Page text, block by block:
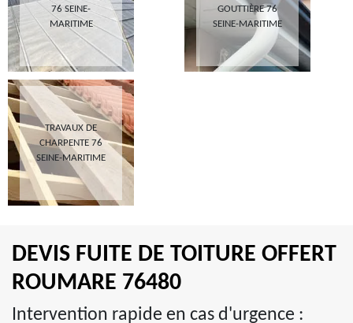
76 SEINE-
MARITIME
GOUTTIÈRE 76
SEINE-MARITIME
TRAVAUX DE
CHARPENTE 76
SEINE-MARITIME
DEVIS FUITE DE TOITURE OFFERT
ROUMARE 76480
Intervention rapide en cas d'urgence :